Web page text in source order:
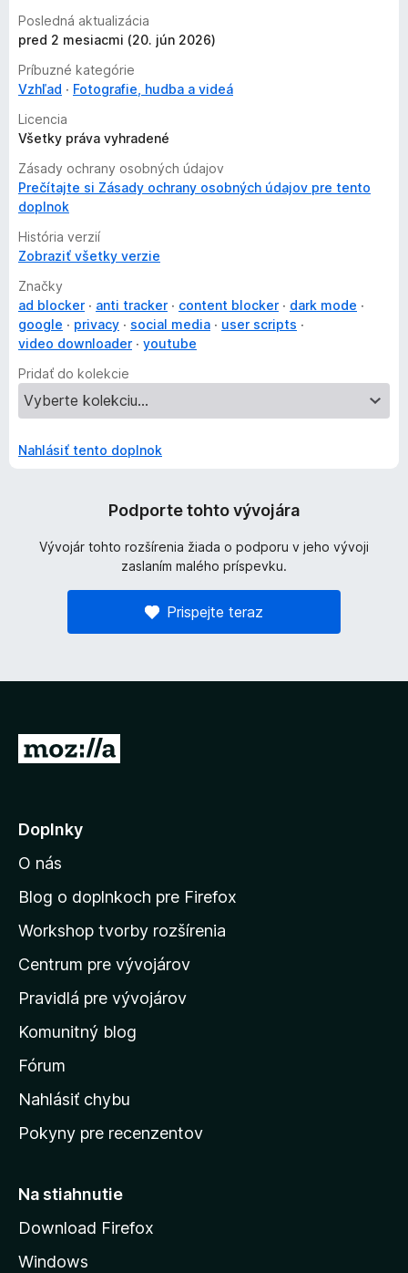
Posledná aktualizácia
pred 2 mesiacmi (20. jún 2026)
Príbuzné kategórie
Vzhľad
Fotografie, hudba a videá
Licencia
Všetky práva vyhradené
Zásady ochrany osobných údajov
Prečítajte si Zásady ochrany osobných údajov pre tento
doplnok
História verzií
Zobraziť všetky verzie
Značky
ad blocker
anti tracker content blocker
dark mode
google
privacy social media
user scripts
video downloader
youtube
Pridať do kolekcie
Nahlásiť tento doplnok
Podporte tohto vývojára
Vývojár tohto rozšírenia žiada o podporu v jeho vývoji
zaslaním malého príspevku.
Prispejte teraz
P
j
ť
n
d
o
m
v
s
k
s
r
n
k
Doplnky
O nás
Blog o doplnkoch pre Firefox
Workshop tvorby rozšírenia
Centrum pre vývojárov
Pravidlá pre vývojárov
Komunitný blog
Fórum
Nahlásiť chybu
Pokyny pre recenzentov
Na stiahnutie
Download Firefox
Windows